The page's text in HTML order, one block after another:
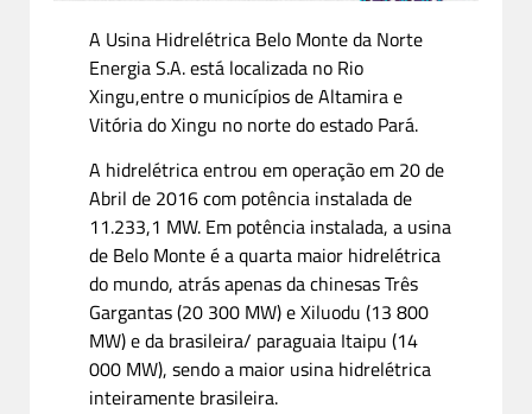
A Usina Hidrelétrica Belo Monte da Norte
Energia S.A. está localizada no Rio
Xingu,entre o municípios de Altamira e
Vitória do Xingu no norte do estado Pará.
A hidrelétrica entrou em operação em 20 de
Abril de 2016 com potência instalada de
11.233,1 MW. Em potência instalada, a usina
de Belo Monte é a quarta maior hidrelétrica
do mundo, atrás apenas da chinesas Três
Gargantas (20 300 MW) e Xiluodu (13 800
MW) e da brasileira/ paraguaia Itaipu (14
000 MW), sendo a maior usina hidrelétrica
inteiramente brasileira.